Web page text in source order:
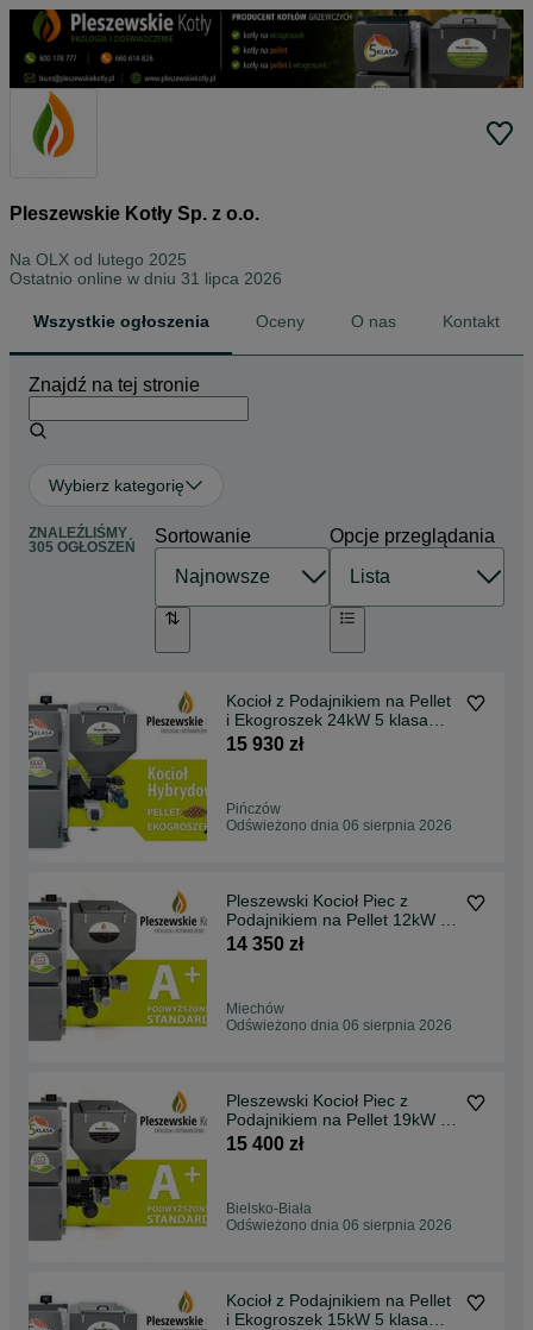
Pleszewskie Kotły Sp. z o.o.
Na OLX od lutego 2025
Ostatnio online w dniu 31 lipca 2026
Wszystkie ogłoszenia Oceny O nas Kontakt
Znajdź na tej stronie
Wybierz kategorię
ZNALEŹLIŚMY
305 OGŁOSZEŃ
Sortowanie Opcje przeglądania
Kocioł z Podajnikiem na Pellet
i Ekogroszek 24kW 5 klasa
Ekodesign, hybryda, DUO,
15 930 zł
Pińczów
Odświeżono dnia 06 sierpnia 2026
Pleszewski Kocioł Piec z
Podajnikiem na Pellet 12kW 5
klasa Ekodesign, dostawa
14 350 zł
Miechów
Odświeżono dnia 06 sierpnia 2026
Pleszewski Kocioł Piec z
Podajnikiem na Pellet 19kW 5
klasa Ekodesign, dostawa
15 400 zł
Bielsko-Biała
Odświeżono dnia 06 sierpnia 2026
Kocioł z Podajnikiem na Pellet
i Ekogroszek 15kW 5 klasa